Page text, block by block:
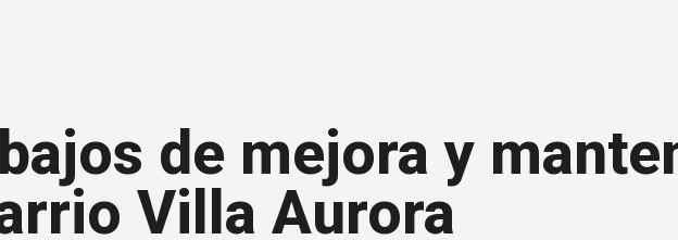
de mejora y
Villa Aurora